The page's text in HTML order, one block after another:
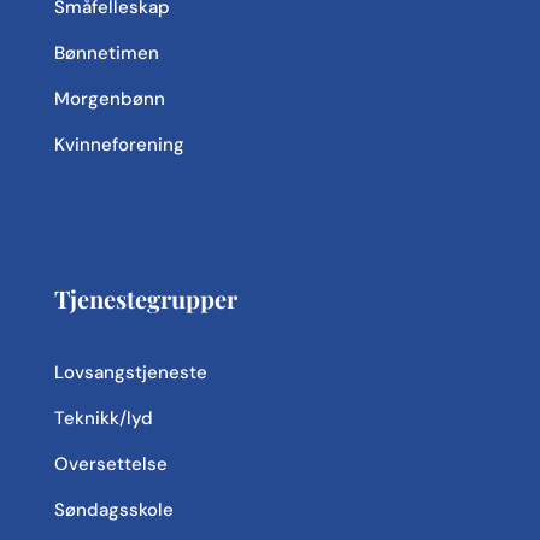
eller surfer mellom sider.
Informasjonskapsler brukes til å huske
preferansene dine for enkeltbesøk
eller flere gjentatte besøk gjennom
forbedre nettstedets ytelse for en bedre
brukeropplevelse.
Nettstedsadministratoren(e) kontrollerer
nettstedet og gir tredjeparter tilgang for
Småfelleskap
Bønnetimen
Morgenbønn
Kvinneforening
Tjenestegrupper
Lovsangstjeneste
Teknikk/lyd
Oversettelse
Søndagsskole